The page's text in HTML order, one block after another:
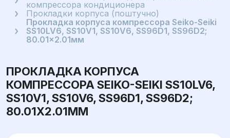
компрессора кондиционера
Прокладки корпуса (поштучно)
Прокладка корпуса компрессора Seiko-Seiki
SS10LV6, SS10V1, SS10V6, SS96D1, SS96D2;
80.01x2.01мм
ПРОКЛАДКА КОРПУСА
КОМПРЕССОРА SEIKO-SEIKI SS10LV6,
SS10V1, SS10V6, SS96D1, SS96D2;
80.01X2.01ММ